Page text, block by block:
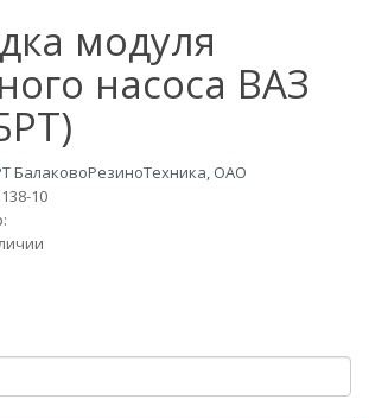
модуля
насоса ВАЗ
БалаковоРезиноТехника, ОАО
10